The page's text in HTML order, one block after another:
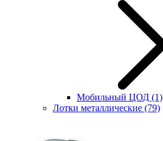
Мобильный ЦОД (1)
Лотки металлические (79)